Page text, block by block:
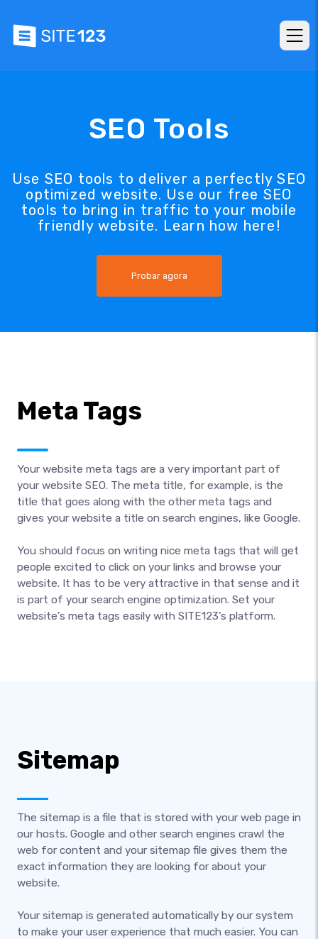
SEO Tools
Use SEO tools to deliver a perfectly SEO
optimized website. Use our free SEO
tools to bring in traffic to your mobile
friendly website. Learn how here!
Probar agora
Meta Tags
Your website meta tags are a very important part of
your website SEO. The meta title, for example, is the
title that goes along with the other meta tags and
gives your website a title on search engines, like Google.
You should focus on writing nice meta tags that will get
people excited to click on your links and browse your
website. It has to be very attractive in that sense and it
is part of your search engine optimization. Set your
website’s meta tags easily with SITE123’s platform.
Sitemap
The sitemap is a file that is stored with your web page in
our hosts. Google and other search engines crawl the
web for content and your sitemap file gives them the
exact information they are looking for about your
website.
Your sitemap is generated automatically by our system
to make your user experience that much easier. You can